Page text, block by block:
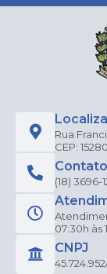
Rua
CEP:
Contato
(18) 3696-
07:30h às
CNPJ